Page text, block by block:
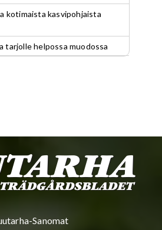
kotimaista kasvipohjaista
tarjolle helpossa muodossa
Sanomat